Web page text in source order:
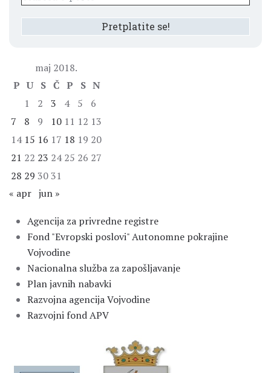
maj 2018.
P U S Č P S N
1
2 3 4 5
6
7
8 9 10 11 12 13
14 15 16 17 18 19 20
21 22 23 24 25 26 27
28 29 30 31
« apr jun »
Agencija za privredne registre
Fond "Evropski poslovi" Autonomne pokrajine
Vojvodine
Nacionalna služba za zapošljavanje
Plan javnih nabavki
Razvojna agencija Vojvodine
Razvojni fond APV